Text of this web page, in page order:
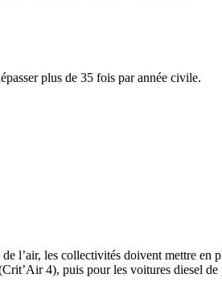
plus de 35 fois par année civile.
l’air, les collectivités doivent mettre
4), puis pour les voitures diesel